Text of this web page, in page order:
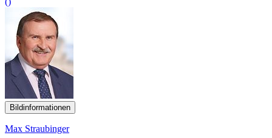
Bildinformationen
Max Straubinger